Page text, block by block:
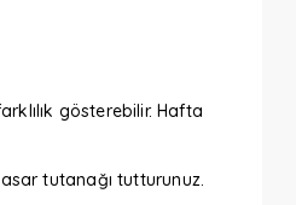
gösterebilir. Hafta
tutanağı tutturunuz.